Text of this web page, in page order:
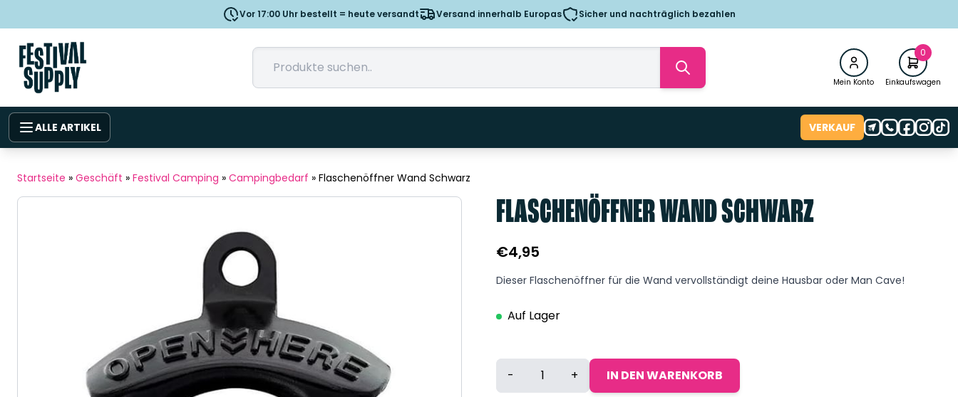
Vor 17:00 Uhr bestellt = heute versandt Versand innerhalb Europas Sicher und nachträglich bezahlen
Mein Konto
0
Einkaufswagen
ALLE ARTIKEL VERKAUF
Startseite » Geschäft » Festival Camping » Campingbedarf » Flaschenöffner Wand Schwarz
FLASCHENÖFFNER WAND SCHWARZ
€4,95
Dieser Flaschenöffner für die Wand vervollständigt deine Hausbar oder Man Cave!
Auf Lager
Flaschenöffner
- + IN DEN WARENKORB